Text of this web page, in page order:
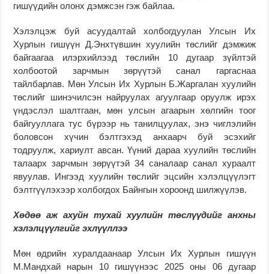
гишүүдийн олонх дэмжсэн гэж байлаа.
Хэлэлцэж буй асуудалтай холбогдуулан Улсын Их
Хурлын гишүүн Д.Энхтүвшин хуулийн төслийг дэмжиж
байгаагаа илэрхийлээд төслийн 10 дугаар зүйлтэй
холбоотой зарчмын зөрүүтэй санал гаргаснаа
тайлбарлав. Мөн Улсын Их Хурлын Б.Жаргалан хуулийн
төслийг шинэчилсэн найруулах агуулгаар оруулж ирэх
үндэслэл шалтгаан, мөн улсын агаарын хөлгийн тоог
байгууллага тус бүрээр нь танилцуулах, энэ чиглэлийн
боловсон хүчин бэлтгэхэд анхаарч буй эсэхийг
тодруулж, хариулт авсан. Үүний дараа хуулийн төслийн
талаарх зарчмын зөрүүтэй 34 саналаар санал хураалт
явуулав. Ингээд хуулийн төслийг эцсийн хэлэлцүүлэгт
бэлтгүүлэхээр холбогдох Байнгын хороонд шилжүүлэв.
Хөдөө аж ахуйн тухай хуулийн төслүүдийг анхны
хэлэлцүүлгийг эхлүүллээ
Мөн өдрийн хуралдаанаар Улсын Их Хурлын гишүүн
М.Мандхай нарын 10 гишүүнээс 2025 оны 06 дугаар